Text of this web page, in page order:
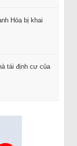
Hóa bị khai
tái định cư của